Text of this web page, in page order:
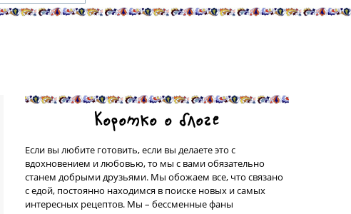
Коротко о блоге
Если вы любите готовить, если вы делаете это с
вдохновением и любовью, то мы с вами обязательно
станем добрыми друзьями. Мы обожаем все, что связано
с едой, постоянно находимся в поиске новых и самых
интересных рецептов. Мы – бессменные фаны